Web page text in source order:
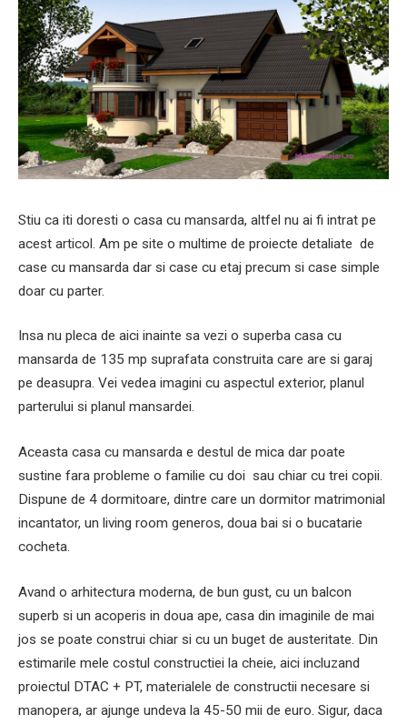
Stiu ca iti doresti o casa cu mansarda, altfel nu ai fi intrat pe
acest articol. Am pe site o multime de proiecte detaliate de
case cu mansarda dar si case cu etaj precum si case simple
doar cu parter.
Insa nu pleca de aici inainte sa vezi o superba casa cu
mansarda de 135 mp suprafata construita care are si garaj
pe deasupra. Vei vedea imagini cu aspectul exterior, planul
parterului si planul mansardei.
Aceasta casa cu mansarda e destul de mica dar poate
sustine fara probleme o familie cu doi sau chiar cu trei copii.
Dispune de 4 dormitoare, dintre care un dormitor matrimonial
incantator, un living room generos, doua bai si o bucatarie
cocheta.
Avand o arhitectura moderna, de bun gust, cu un balcon
superb si un acoperis in doua ape, casa din imaginile de mai
jos se poate construi chiar si cu un buget de austeritate. Din
estimarile mele costul constructiei la cheie, aici incluzand
proiectul DTAC + PT, materialele de constructii necesare si
manopera, ar ajunge undeva la 45-50 mii de euro. Sigur, daca